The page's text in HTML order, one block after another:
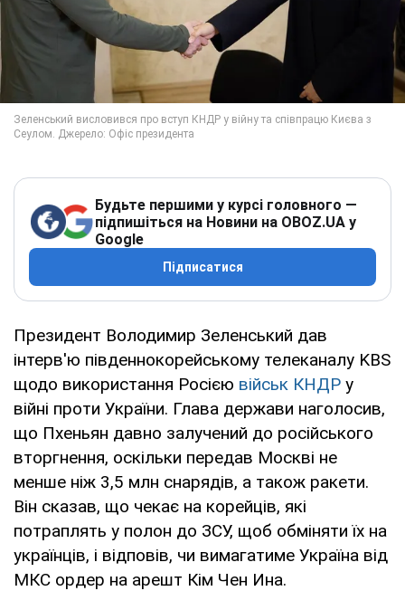
Будьте першими у курсі головного —
підпишіться на Новини на OBOZ.UA у
Google
Підписатися
Президент Володимир Зеленський дав
інтерв'ю південнокорейському телеканалу KBS
щодо використання Росією військ КНДР у
війні проти України. Глава держави наголосив,
що Пхеньян давно залучений до російського
вторгнення, оскільки передав Москві не
менше ніж 3,5 млн снарядів, а також ракети.
Він сказав, що чекає на корейців, які
потраплять у полон до ЗСУ, щоб обміняти їх на
українців, і відповів, чи вимагатиме Україна від
МКС ордер на арешт Кім Чен Ина.